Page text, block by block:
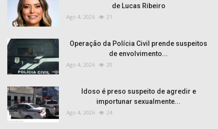
de Lucas Ribeiro
Ago 4, 2026 21
Operação da Polícia Civil prende suspeitos
de envolvimento...
Ago 4, 2026 20
Idoso é preso suspeito de agredir e
importunar sexualmente...
Ago 4, 2026 24